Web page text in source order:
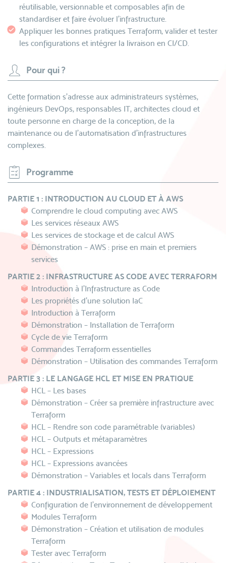
réutilisable, versionnable et composables afin de
standardiser et faire évoluer l’infrastructure.
Appliquer les bonnes pratiques Terraform, valider et tester
les configurations et intégrer la livraison en CI/CD.
Pour qui ?
Cette formation s’adresse aux administrateurs systèmes,
ingénieurs DevOps, responsables IT, architectes cloud et
toute personne en charge de la conception, de la
maintenance ou de l’automatisation d’infrastructures
complexes.
Programme
PARTIE 1 : INTRODUCTION AU CLOUD ET À AWS
Comprendre le cloud computing avec AWS
Les services réseaux AWS
Les services de stockage et de calcul AWS
Démonstration – AWS : prise en main et premiers
services
PARTIE 2 : INFRASTRUCTURE AS CODE AVEC TERRAFORM
Introduction à l’Infrastructure as Code
Les propriétés d’une solution IaC
Introduction à Terraform
Démonstration – Installation de Terraform
Cycle de vie Terraform
Commandes Terraform essentielles
Démonstration – Utilisation des commandes Terraform
PARTIE 3 : LE LANGAGE HCL ET MISE EN PRATIQUE
HCL – Les bases
Démonstration – Créer sa première infrastructure avec
Terraform
HCL – Rendre son code paramétrable (variables)
HCL – Outputs et métaparamètres
HCL – Expressions
HCL – Expressions avancées
Démonstration – Variables et locals dans Terraform
PARTIE 4 : INDUSTRIALISATION, TESTS ET DÉPLOIEMENT
Configuration de l’environnement de développement
Modules Terraform
Démonstration – Création et utilisation de modules
Terraform
Tester avec Terraform